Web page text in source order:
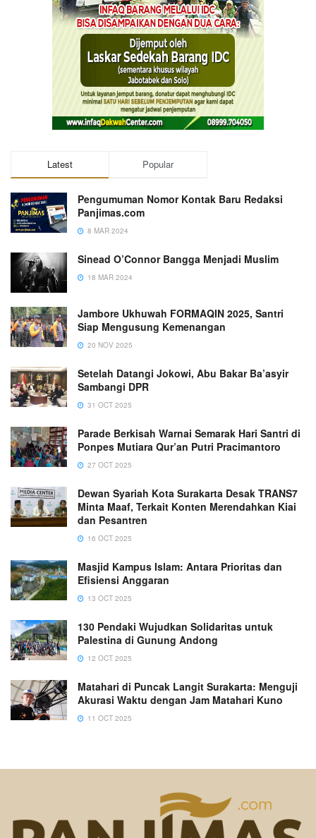
Latest Popular
Pengumuman Nomor Kontak Baru Redaksi
Panjimas.com
8 MAR 2024
Sinead O’Connor Bangga Menjadi Muslim
18 MAR 2024
Jambore Ukhuwah FORMAQIN 2025, Santri
Siap Mengusung Kemenangan
20 NOV 2025
Setelah Datangi Jokowi, Abu Bakar Ba’asyir
Sambangi DPR
31 OCT 2025
Parade Berkisah Warnai Semarak Hari Santri di
Ponpes Mutiara Qur’an Putri Pracimantoro
27 OCT 2025
Dewan Syariah Kota Surakarta Desak TRANS7
Minta Maaf, Terkait Konten Merendahkan Kiai
dan Pesantren
16 OCT 2025
Masjid Kampus Islam: Antara Prioritas dan
Efisiensi Anggaran
13 OCT 2025
130 Pendaki Wujudkan Solidaritas untuk
Palestina di Gunung Andong
12 OCT 2025
Matahari di Puncak Langit Surakarta: Menguji
Akurasi Waktu dengan Jam Matahari Kuno
11 OCT 2025